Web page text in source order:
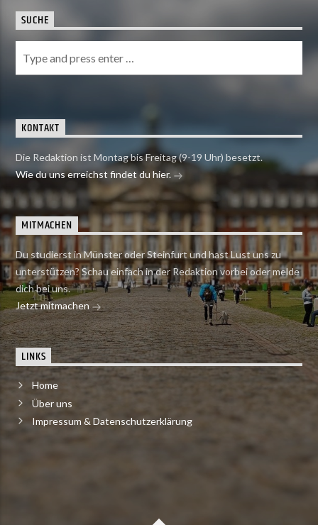
SUCHE
KONTAKT
Die Redaktion ist Montag bis Freitag (9-19 Uhr) besetzt.
Wie du uns erreichst findet du hier.
MITMACHEN
Du studierst in Münster oder Steinfurt und hast Lust uns zu
unterstützen? Schau einfach in der Redaktion vorbei oder melde
dich bei uns.
Jetzt mitmachen
LINKS
Home
Über uns
Impressum & Datenschutzerklärung